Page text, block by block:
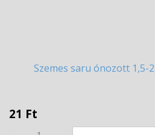
Szemes saru ónozott 1,5-
21 Ft